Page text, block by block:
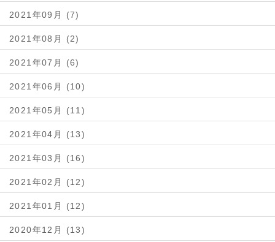
2021年09月 (7)
2021年08月 (2)
2021年07月 (6)
2021年06月 (10)
2021年05月 (11)
2021年04月 (13)
2021年03月 (16)
2021年02月 (12)
2021年01月 (12)
2020年12月 (13)